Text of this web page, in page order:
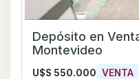
Depósito en Venta en
Montevideo
U$S 550.000 VENTA